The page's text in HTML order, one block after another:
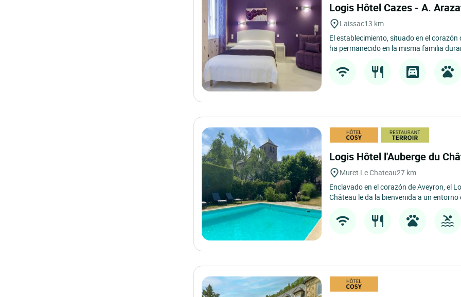
Logis Hôtel Cazes - A.
Laissac13 km
El establecimiento, situado en el corazón
ha permanecido en la misma familia
Logis Hôtel l'Auberge du
Muret Le Chateau27 km
Enclavado en el corazón de Aveyron, el
Château le da la bienvenida a un